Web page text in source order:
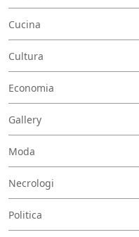
Cucina
Cultura
Economia
Gallery
Moda
Necrologi
Politica